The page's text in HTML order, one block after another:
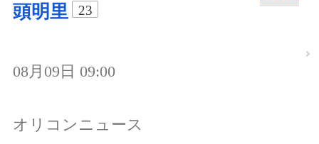
頭明里
23
08月09日 09:00
オリコンニュース